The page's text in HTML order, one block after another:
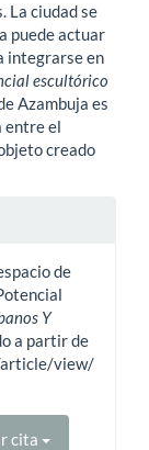
La ciudad se
puede actuar
integrarse en
escultórico
Azambuja es
entre el
creado
de
Y
a partir de
article/view/
cita